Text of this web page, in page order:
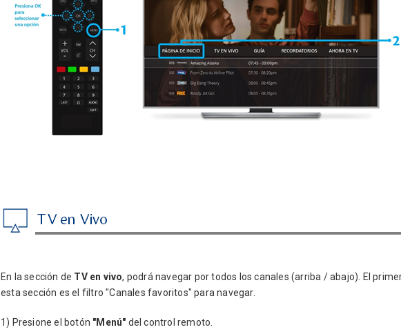
En la sección de TV en vivo, podrá navegar por todos los canales (arriba / abajo). El
esta sección es el filtro "Canales favoritos" para navegar.
1) Presione el botón "Menú" del control remoto.